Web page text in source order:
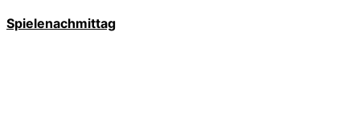
Spielenachmittag